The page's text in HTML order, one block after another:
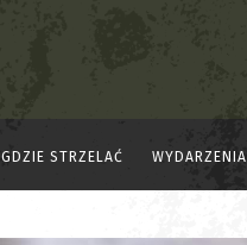
GDZIE STRZELAĆ WYDARZENIA